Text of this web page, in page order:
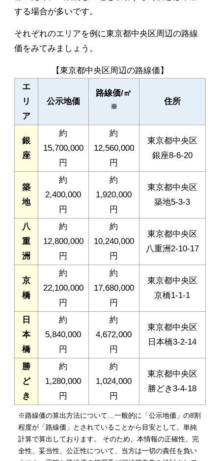
する場合が多いです。
それぞれのエリアを例に東京都中央区周辺の路線
価をみてみましょう。
【東京都中央区周辺の路線価】
エ
リ
ア
公示地価
路線価/㎡
※
住所
銀
座
約
15,700,000
円
約
12,560,000
円
東京都中央区
銀座8-6-20
築
地
約
2,400,000
円
約
1,920,000
円
東京都中央区
築地5-3-3
八
重
洲
約
12,800,000
円
約
10,240,000
円
東京都中央区
八重洲2-10-17
京
橋
約
22,100,000
円
約
17,680,000
円
東京都中央区
京橋1-1-1
日
本
橋
約
5,840,000
円
約
4,672,000
円
東京都中央区
日本橋3-2-14
勝
ど
き
約
1,280,000
円
約
1,024,000
円
東京都中央区
勝どき3-4-18
※路線価の算出方法について…一般的に「公示地価」の8割
程度が「路線価」とされていることから目安として、単純
計算で算出しております。 そのため、本情報の正確性、完
全性、妥当性、公正性について、当方は一切の責任を負い